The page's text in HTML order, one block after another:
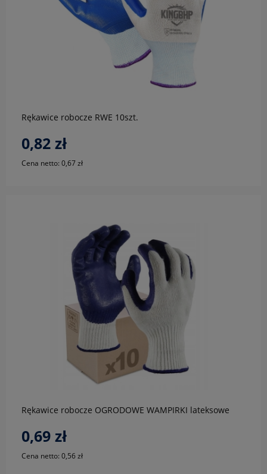
Rękawice robocze RWE 10szt.
0,82 zł
Cena netto: 0,67 zł
do koszyka
Rękawice robocze OGRODOWE WAMPIRKI lateksowe
0,69 zł
Cena netto: 0,56 zł
do koszyka